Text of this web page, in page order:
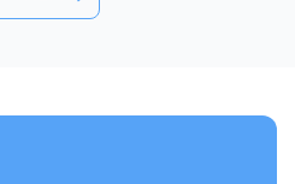
Hòa, phường